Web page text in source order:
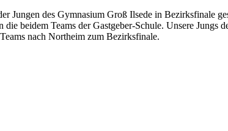
Jungen des Gymnasium Groß Ilsede in Bezirksfinale
Teams der Gastgeber-Schule. Unsere Jungs
nach Northeim zum Bezirksfinale.